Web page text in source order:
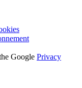
Google Privacy